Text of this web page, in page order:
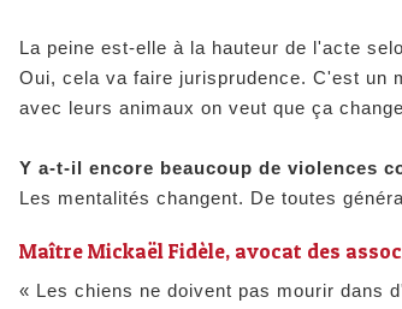
La peine est-elle à la hauteur de l'acte
Oui, cela va faire jurisprudence. C'est un
avec leurs animaux on veut que ça change
Y a-t-il encore beaucoup de violences
Les mentalités changent. De toutes
Maître Mickaël Fidèle, avocat des
« Les chiens ne doivent pas mourir dans